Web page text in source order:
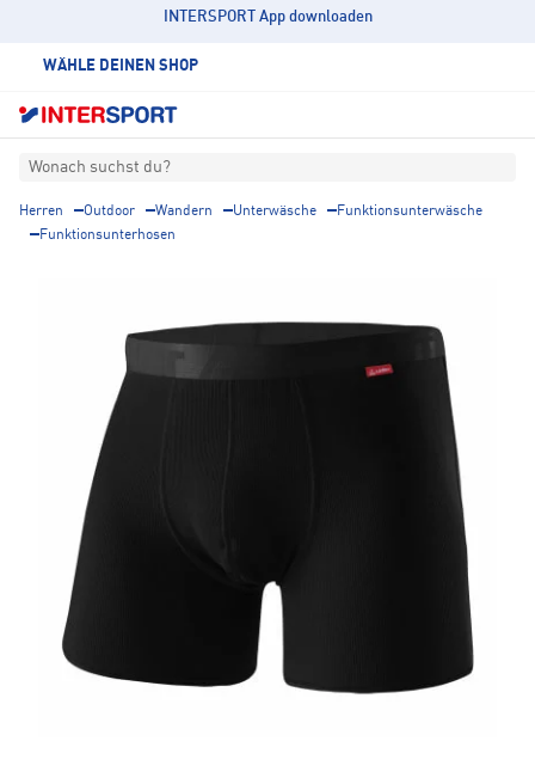
INTERSPORT App downloaden
WÄHLE DEINEN SHOP
Wonach suchst du?
Herren Outdoor Wandern Unterwäsche
Funktionsunterwäsche
Funktionsunterhosen